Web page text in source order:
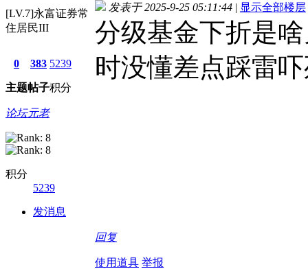
[LV.7]永富证券常
住居民III
0
主题
383
帖子
5239
积分
论坛元老
积分
5239
发消息
发表于 2025-9-25 05:11:44 | 显示全部楼层
分级基金下折是
时没懂差点踩雷
回复
使用道具 举报